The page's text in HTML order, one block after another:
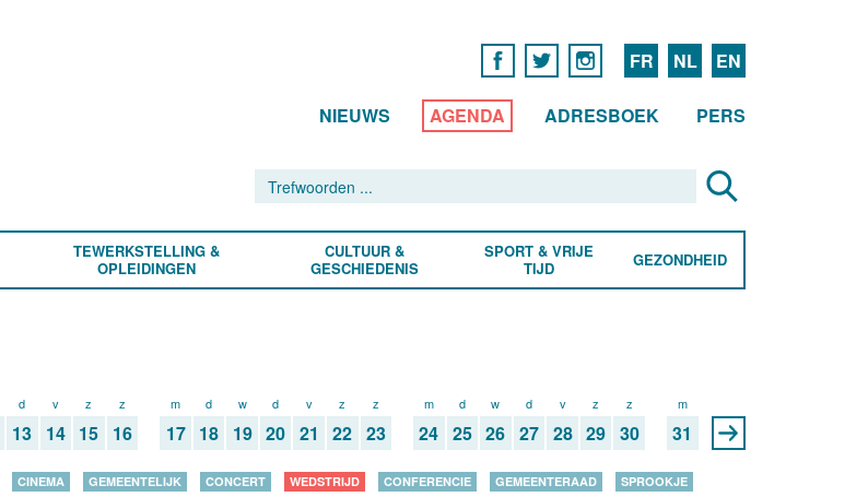
FR NL EN
NIEUWS AGENDA ADRESBOEK PERS
TEWERKSTELLING &
OPLEIDINGEN
CULTUUR &
GESCHIEDENIS
SPORT & VRIJE
TIJD
GEZONDHEID
d
13
v
14
z
15
z
16
m
17
d
18
w
19
d
20
v
21
z
22
z
23
m
24
d
25
w
26
d
27
v
28
z
29
z
30
m
31
CINEMA GEMEENTELIJK CONCERT WEDSTRIJD CONFERENCIE GEMEENTERAAD
SPROOKJE